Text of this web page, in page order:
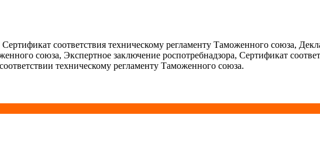
соответствия техническому регламенту Таможенного союза,
союза, Экспертное заключение роспотребнадзора, Сертификат
техническому регламенту Таможенного союза.